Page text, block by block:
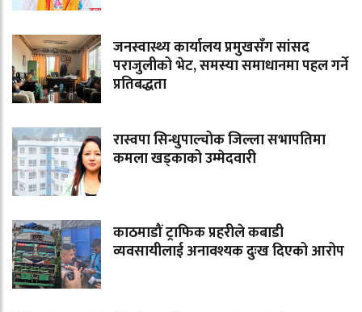
जनस्वास्थ्य कार्यालय प्रमुखसँग सांसद
पराजुलीको भेट, समस्या समाधानमा पहल गर्ने
प्रतिबद्धता
रास्वपा सिन्धुपाल्चोक जिल्ला सभापतिमा
कमला खड्काको उम्मेदवारी
काठमाडौं ट्राफिक प्रहरीले कबाडी
व्यवसायीलाई अनावश्यक दुःख दिएको आरोप